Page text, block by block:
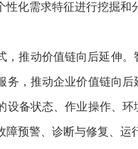
性化需求特征进行挖掘
，推动价值链向后延伸
务，推动企业价值链向
设备状态、作业操作、
障预警、诊断与修复、